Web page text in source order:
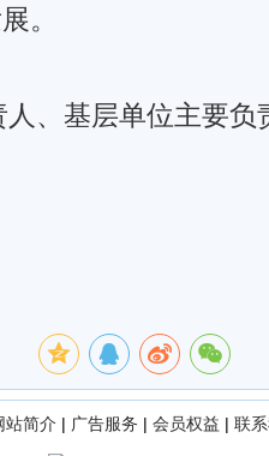
。
、基层单位主要负
站简介 | 广告服务 | 会员权益 | 联